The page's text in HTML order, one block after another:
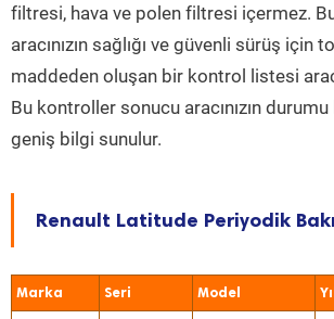
filtresi, hava ve polen filtresi içermez.
aracınızın sağlığı ve güvenli sürüş için
maddeden oluşan bir kontrol listesi
Bu kontroller sonucu aracınızın
geniş bilgi sunulur.
Renault Latitude Periyodik
Marka Seri Model Yıl